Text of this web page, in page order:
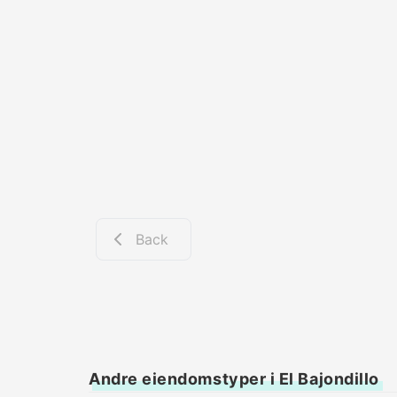
Back
Andre eiendomstyper i El Bajondillo